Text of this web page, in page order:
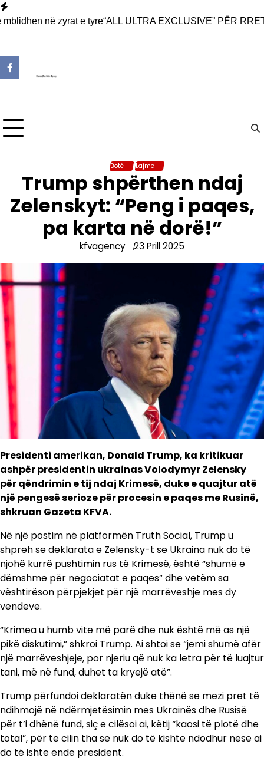
Skip
to
në zyrat e tyre“ALL ULTRA EXCLUSIVE” PËR RRETH
Botë Lajme
Trump shpërthen ndaj
Zelenskyt: “Peng i paqes,
pa karta në dorë!”
kfvagency 23 Prill 2025
Presidenti amerikan, Donald Trump, ka kritikuar
ashpër presidentin ukrainas Volodymyr Zelensky
për qëndrimin e tij ndaj Krimesë, duke e quajtur atë
një pengesë serioze për procesin e paqes me Rusinë,
shkruan Gazeta KFVA.
Në një postim në platformën Truth Social, Trump u
shpreh se deklarata e Zelensky-t se Ukraina nuk do të
njohë kurrë pushtimin rus të Krimesë, është “shumë e
dëmshme për negociatat e paqes” dhe vetëm sa
vështirëson përpjekjet për një marrëveshje mes dy
vendeve.
“Krimea u humb vite më parë dhe nuk është më as një
pikë diskutimi,” shkroi Trump. Ai shtoi se “jemi shumë afër
një marrëveshjeje, por njeriu që nuk ka letra për të luajtur
tani, më në fund, duhet ta kryejë atë”.
Trump përfundoi deklaratën duke thënë se mezi pret të
ndihmojë në ndërmjetësimin mes Ukrainës dhe Rusisë
për t’i dhënë fund, siç e cilësoi ai, këtij “kaosi të plotë dhe
total”, për të cilin tha se nuk do të kishte ndodhur nëse ai
do të ishte ende president.